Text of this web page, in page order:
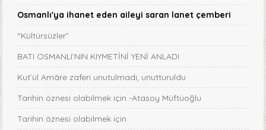
Osmanlı'ya ihanet eden aileyi saran lanet çemberi
“Kültürsüzler”
BATI OSMANLI’NIN KIYMETİNİ YENİ ANLADI
Kut’ül Amâre zaferi unutulmadı, unutturuldu
Tarihin öznesi olabilmek için -Atasoy Müftüoğlu
Tarihin öznesi olabilmek için